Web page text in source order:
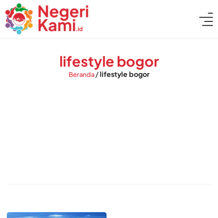
lifestyle bogor
Beranda/lifestyle bogor